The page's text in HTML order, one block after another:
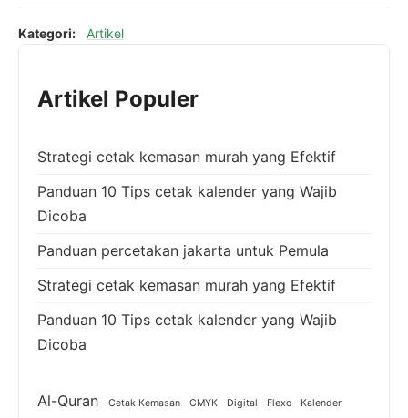
Kategori: Artikel
Artikel Populer
Strategi cetak kemasan murah yang Efektif
Panduan 10 Tips cetak kalender yang Wajib
Dicoba
Panduan percetakan jakarta untuk Pemula
Strategi cetak kemasan murah yang Efektif
Panduan 10 Tips cetak kalender yang Wajib
Dicoba
Al-Quran Cetak Kemasan CMYK Digital Flexo Kalender